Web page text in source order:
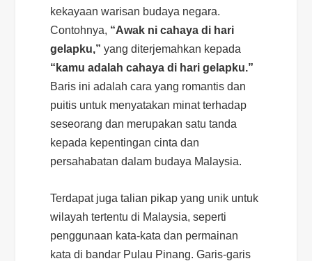
kekayaan warisan budaya negara.
Contohnya, “Awak ni cahaya di hari
gelapku,” yang diterjemahkan kepada
“kamu adalah cahaya di hari gelapku.”
Baris ini adalah cara yang romantis dan
puitis untuk menyatakan minat terhadap
seseorang dan merupakan satu tanda
kepada kepentingan cinta dan
persahabatan dalam budaya Malaysia.
Terdapat juga talian pikap yang unik untuk
wilayah tertentu di Malaysia, seperti
penggunaan kata-kata dan permainan
kata di bandar Pulau Pinang. Garis-garis